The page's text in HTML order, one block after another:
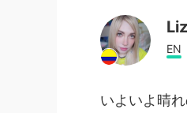
EN
いよいよ晴